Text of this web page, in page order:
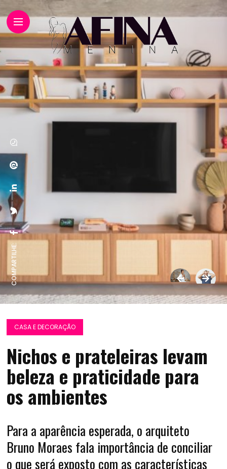
COMPARTILHE:
CASA E DECORAÇÃO
Nichos e prateleiras levam
beleza e praticidade para
os ambientes
Para a aparência esperada, o arquiteto
Bruno Moraes fala importância de conciliar
o que será exposto com as características